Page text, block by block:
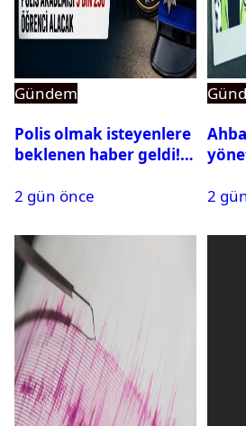
Gündem
Polis olmak isteyenlere
beklenen haber geldi!
2 gün önce
2